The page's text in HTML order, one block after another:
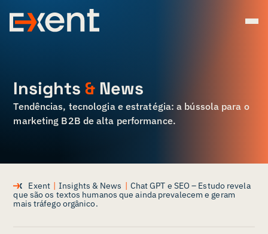
Insights& News
Tendências, tecnologia e estratégia: a bússola para o
marketing B2B de alta performance.
Exent | Insights & News | Chat GPT e SEO – Estudo revela
que são os textos humanos que ainda prevalecem e geram
mais tráfego orgânico.